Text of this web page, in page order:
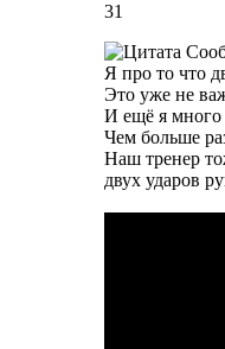
31
Я про то что
Это уже не
И ещё я много
Чем больше
Наш тренер
двух ударов